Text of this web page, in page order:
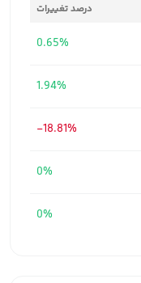
درصد تغییرات
0.65%
1.94%
-18.81%
0%
0%